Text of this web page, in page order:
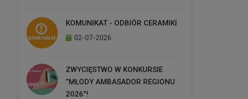
KOMUNIKAT - ODBIÓR CERAMIKI
02-07-2026
ZWYCIĘSTWO W KONKURSIE
“MŁODY AMBASADOR REGIONU
2026”!